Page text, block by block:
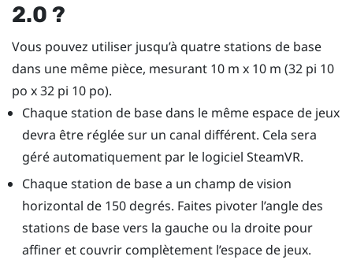
2.0 ?
Vous pouvez utiliser jusqu’à quatre stations de base
dans une même pièce, mesurant 10 m x 10 m (32 pi 10
po x 32 pi 10 po).
Chaque station de base dans le même espace de jeux
devra être réglée sur un canal différent. Cela sera
géré automatiquement par le logiciel SteamVR.
Chaque station de base a un champ de vision
horizontal de 150 degrés. Faites pivoter l’angle des
stations de base vers la gauche ou la droite pour
affiner et couvrir complètement l’espace de jeux.